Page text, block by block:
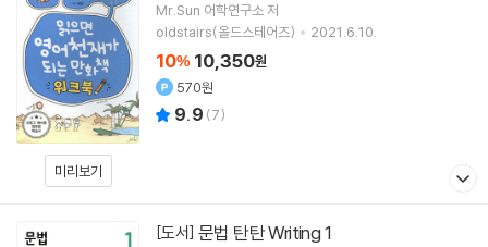
미리보기
Mr.Sun 어학연구소 저
oldstairs(올드스테어즈)
2021.6.10.
10% 10,350원
570원
9.9 (7)
[도서] 문법 탄탄 Writing 1